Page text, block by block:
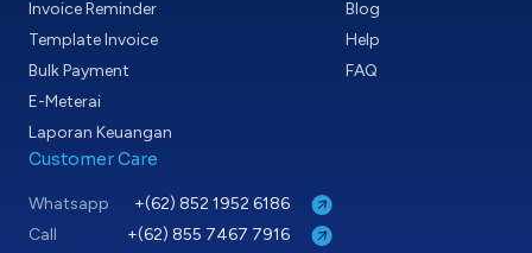
Invoice Reminder
Template Invoice
Bulk Payment
E-Meterai
Laporan Keuangan
Blog
Help
FAQ
Customer Care
Whatsapp
+(62) 852 1952 6186
Call
+(62) 855 7467 7916